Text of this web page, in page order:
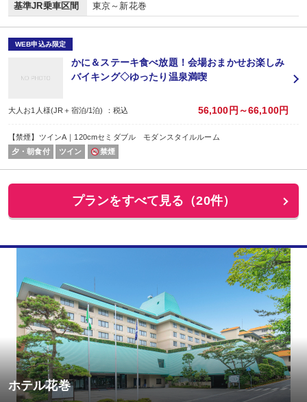
基準JR乗車区間 東京～新花巻
WEB申込み限定
かに＆ステーキ食べ放題！会場おまかせお楽しみ
バイキング◇ゆったり温泉満喫
大人お1人様(JR＋宿泊/1泊) ：税込 56,100円～66,100円
【禁煙】ツインA｜120cmセミダブル モダンスタイルルーム
夕・朝食付
ツイン 禁煙
プランをすべて見る（20件）
ホテル花巻